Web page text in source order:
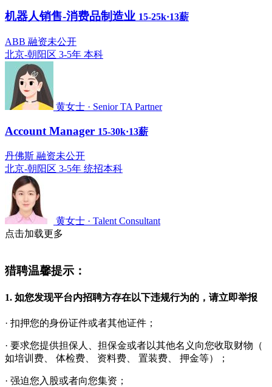
机器人销售-消费品制造业 15-25k·13薪
ABB 融资未公开
北京-朝阳区 3-5年 本科
黄女士 · Senior TA Partner
Account Manager 15-30k·13薪
丹佛斯 融资未公开
北京-朝阳区 3-5年 统招本科
黄女士 · Talent Consultant
点击加载更多
猎聘温馨提示：
1. 如您发现平台内招聘方存在以下违规行为的，请立即举报
· 扣押您的身份证件或者其他证件；
· 要求您提供担保人、担保金或者以其他名义向您收取财物（
如培训费、 体检费、 资料费、 置装费、 押金等）；
· 强迫您入股或者向您集资；